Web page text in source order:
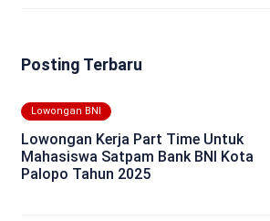
Posting Terbaru
Lowongan BNI
Lowongan Kerja Part Time Untuk
Mahasiswa Satpam Bank BNI Kota
Palopo Tahun 2025